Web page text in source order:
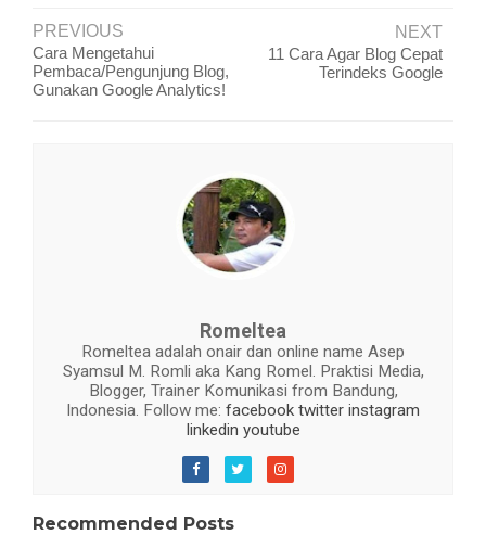
PREVIOUS
Cara Mengetahui
Pembaca/Pengunjung Blog,
Gunakan Google Analytics!
NEXT
11 Cara Agar Blog Cepat
Terindeks Google
Romeltea
Romeltea adalah onair dan online name Asep
Syamsul M. Romli aka Kang Romel. Praktisi Media,
Blogger, Trainer Komunikasi from Bandung,
Indonesia. Follow me: facebook twitter instagram
linkedin youtube
Recommended Posts